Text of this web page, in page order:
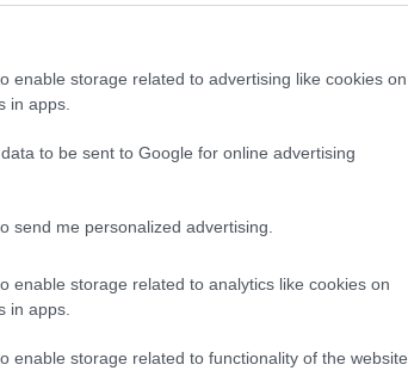
enable storage related to advertising like cookies on
in apps.
to be sent to Google for online advertising
send me personalized advertising.
enable storage related to analytics like cookies on
in apps.
enable storage related to functionality of the website